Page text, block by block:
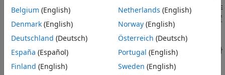
另请参阅
您可以使用任何Uniform Random Number模块，利用相同的非
负种子和参数生成可重复的序列。每次开始仿真时，种子都会重置
为指定的值。
应避免对随机信号求积分，因为求解器积分针对的只能为相对平滑
Belgium (English)
Denmark (English)
Deutschland (Deutsch)
España (Español)
Finland (English)
Netherlands (English)
Norway(English)
Österreich (Deutsch)
Portugal (English)
Sweden (English)